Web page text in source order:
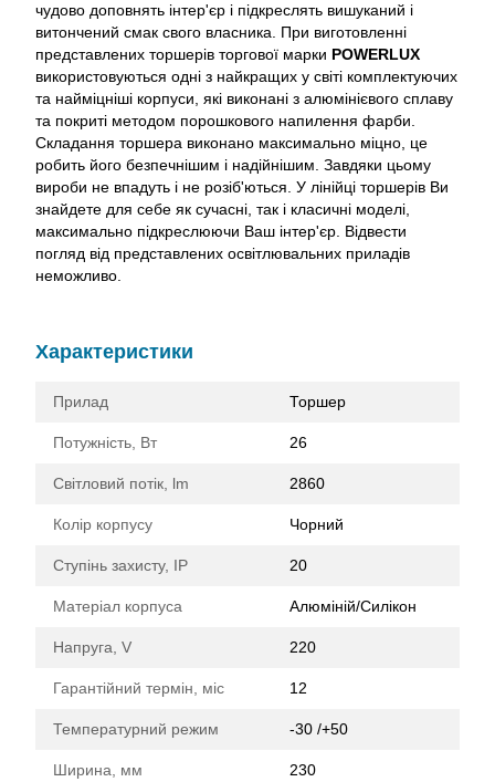
чудово доповнять інтер'єр і підкреслять вишуканий і
витончений смак свого власника. При виготовленні
представлених торшерів торгової марки POWERLUX
використовуються одні з найкращих у світі комплектуючих
та найміцніші корпуси, які виконані з алюмінієвого сплаву
та покриті методом порошкового напилення фарби.
Складання торшера виконано максимально міцно, це
робить його безпечнішим і надійнішим. Завдяки цьому
вироби не впадуть і не розіб'ються. У лінійці торшерів Ви
знайдете для себе як сучасні, так і класичні моделі,
максимально підкреслюючи Ваш інтер'єр. Відвести
погляд від представлених освітлювальних приладів
неможливо.
Характеристики
Прилад Торшер
Потужність, Вт 26
Світловий потік, lm 2860
Колір корпусу Чорний
Ступінь захисту, IP 20
Матеріал корпуса Алюміній/Силікон
Напруга, V 220
Гарантійний термін, міс 12
Температурний режим -30 /+50
Ширина, мм 230